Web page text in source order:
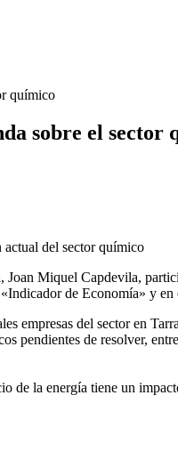
químico
sobre el sector
Miquel Capdevila,
de Economía» y
empresas del sector en
pendientes de resolver,
de la energía tiene un